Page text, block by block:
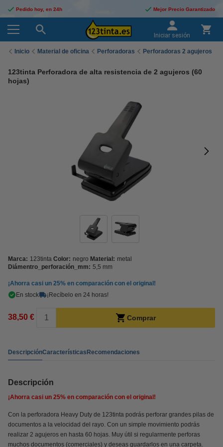
Pedido hoy, en 24h Mejor Precio Garantizado
Iniciar sesión
Inicio Material de oficina Perforadoras Perforadoras 2 agujeros
123tinta Perforadora de alta resistencia de 2 agujeros (60
hojas)
Marca: 123tinta Color: negro Material: metal
Diámentro_perforación_mm: 5,5 mm
¡Ahorra casi un 25% en comparación con el original!
En stock
¡Recíbelo en 24 horas!
38,50 € Comprar
DescripciónCaracterísticasRecomendaciones
Descripción
¡Ahorra casi un 25% en comparación con el original!
Con la perforadora Heavy Duty de 123tinta podrás perforar grandes pilas de
documentos a la velocidad del rayo. Con un simple movimiento podrás
realizar 2 agujeros en hasta 60 hojas. Muy útil si regularmente perforas
muchos documentos (comerciales) y deseas guardarlos en una carpeta.